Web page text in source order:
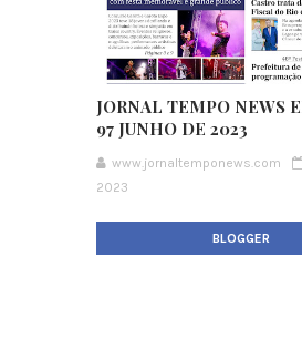
JORNAL TEMPO NEWS
97 JUNHO DE 2023
www.jornaltemponews.com
2023
BLOGGER